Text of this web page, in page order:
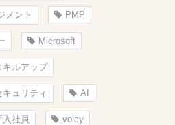
メント PMP
Microsoft
キルアップ
キュリティ AI
入社員 voicy